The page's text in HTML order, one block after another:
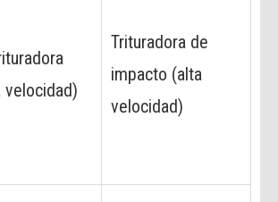
velocidad)
Trituradora de
impacto (alta
velocidad)